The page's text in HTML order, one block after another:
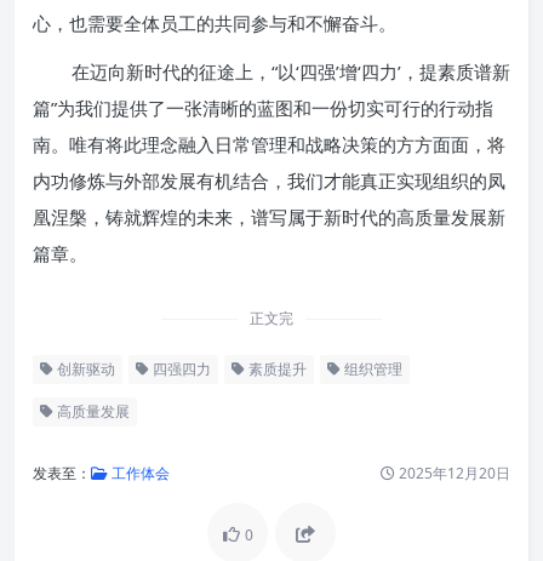
心，也需要全体员工的共同参与和不懈奋斗。
在迈向新时代的征途上，“以‘四强’增‘四力’，提素质谱新
篇”为我们提供了一张清晰的蓝图和一份切实可行的行动指
南。唯有将此理念融入日常管理和战略决策的方方面面，将
内功修炼与外部发展有机结合，我们才能真正实现组织的凤
凰涅槃，铸就辉煌的未来，谱写属于新时代的高质量发展新
篇章。
正文完
创新驱动 四强四力 素质提升 组织管理
高质量发展
发表至： 工作体会 2025年12月20日
0